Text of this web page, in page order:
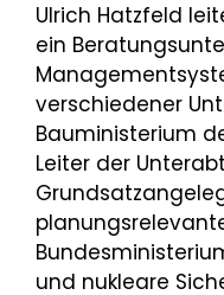
Ulrich Hatzfeld
ein
verschiedener
Bauministerium
Leiter der
und nukleare